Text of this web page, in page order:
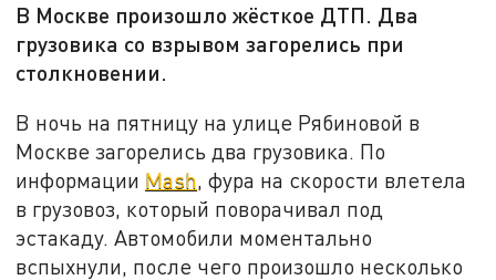
В Москве произошло жёсткое ДТП. Два
грузовика со взрывом загорелись при
столкновении.
В ночь на пятницу на улице Рябиновой в
Москве загорелись два грузовика. По
информации Mash, фура на скорости влетела
в грузовоз, который поворачивал под
эстакаду. Автомобили моментально
вспыхнули, после чего произошло несколько